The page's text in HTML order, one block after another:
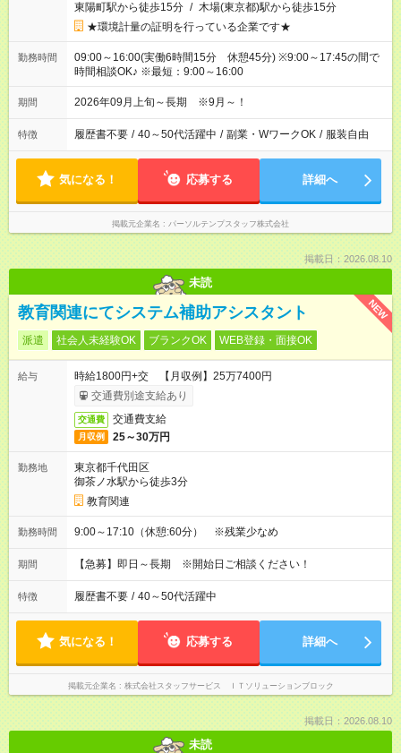
東陽町駅から徒歩15分 / 木場(東京都)駅から徒歩15分
★環境計量の証明を行っている企業です★
勤務時間
09:00～16:00(実働6時間15分 休憩45分) ※9:00～17:45の間で
時間相談OK♪ ※最短：9:00～16:00
期間 2026年09月上旬～長期 ※9月～！
特徴 履歴書不要 / 40～50代活躍中 / 副業・WワークOK / 服装自由
気になる！ 応募する 詳細へ
掲載元企業名 パーソルテンプスタッフ株式会社
掲載日：2026.08.10
未読
NEW
教育関連にてシステム補助アシスタント
派遣 社会人未経験OK ブランクOK WEB登録・面接OK
給与
時給1800円+交 【月収例】25万7400円
交通費別途支給あり
交通費 交通費支給
月収例 25～30万円
勤務地
東京都千代田区
御茶ノ水駅から徒歩3分
教育関連
勤務時間 9:00～17:10（休憩:60分） ※残業少なめ
期間 【急募】即日～長期 ※開始日ご相談ください！
特徴 履歴書不要 / 40～50代活躍中
気になる！ 応募する 詳細へ
掲載元企業名 株式会社スタッフサービス ＩＴソリューションブロック
掲載日：2026.08.10
未読